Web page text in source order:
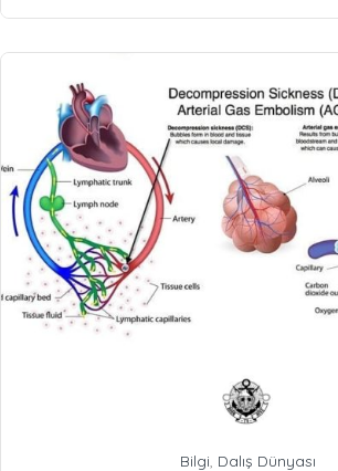
Bilgi, Dalış Dünyası